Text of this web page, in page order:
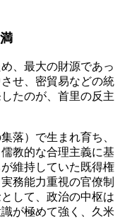
、最大の財源であっ
せ、密貿易などの統
たのが、首里の反主
落）で生まれ育ち、
教的な合理主義に基
維持していた既得権
務能力重視の官僚制
して、政治の中枢は
が極めて強く、久米